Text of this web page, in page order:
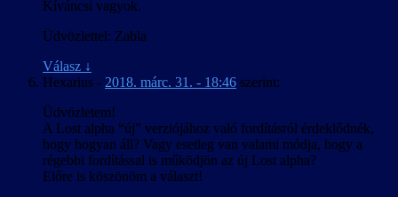
Kíváncsi vagyok.
Üdvözlettel: Zabla
Válasz ↓
Hexarius - 2018. márc. 31. - 18:46 szerint:
Üdvözletem!
A Lost alpha “új” verziójához való fordításról érdeklődnék,
hogy hogyan áll? Vagy esetleg van valami módja, hogy a
régebbi fordítással is működjön az új Lost alpha?
Előre is köszönöm a választ!